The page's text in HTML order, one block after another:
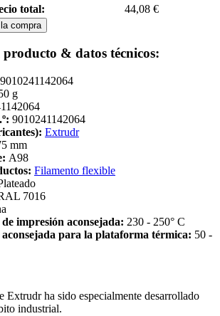
total:
44,08 €
compra
& datos técnicos:
g
9010241142064
Extrudr
mm
A98
Filamento flexible
7016
impresión aconsejada: 230 - 250° C
para la plataforma térmica: 50 -
ha sido especialmente desarrollado
industrial.